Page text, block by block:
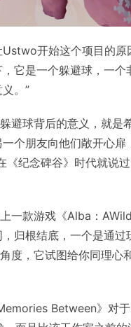
开始这个项目的
它是一个躲避球，一
。”
避球背后的意义，就是
个朋友向他们敞开心
《纪念碑谷》时代就说
一款游戏《Alba：
归根结底，一个是通
度，它试图给你同理心
Between》对